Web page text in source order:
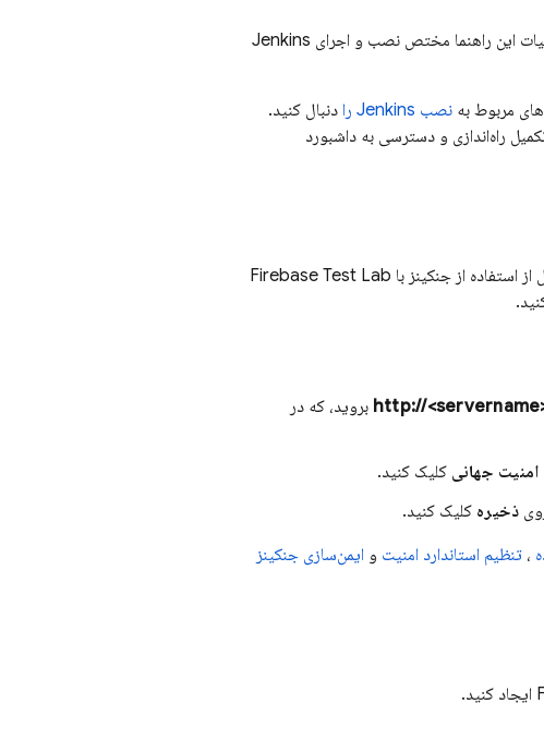
شما می‌توانید Jenkins CI را روی لینوکس یا ویندوز نصب و راه‌اندازی کنید. برخی از جزئیات این راهنما مختص نصب و اجرای Jenkins
نصب Jenkins را
دنبال کنید.
راه‌اندازی و دسترسی به داشبورد
استفاده از جنکینز با Firebase Test Lab
بروید، که در
امنیت جهانی کلیک کنید.
ذخیره کلیک کنید.
، تنظیم استاندارد امنیت و ایمن‌سازی جنکینز
ایجاد کنید.